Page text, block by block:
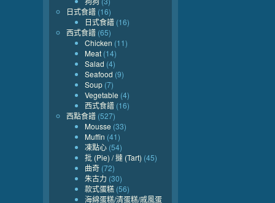
日式食譜 (16)
日式食譜 (16)
西式食譜 (65)
Chicken (11)
Meat (14)
Salad (4)
Seafood (9)
Soup (7)
Vegetable (4)
西式食譜 (16)
西點食譜 (527)
Mousse (33)
Muffin (41)
凍點心 (54)
批 (Pie) / 撻 (Tart) (45)
曲奇 (72)
朱古力 (30)
款式蛋糕 (56)
海綿蛋糕/清蛋糕/戚風蛋